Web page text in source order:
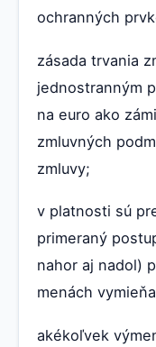
ochranných
zásada trvania
jednostranným
na euro ako
zmluvných
zmluvy;
v platnosti sú
primeraný
nahor aj nadol)
menách
akékoľvek